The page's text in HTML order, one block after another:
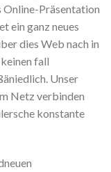
Online-Präsentation
ein ganz neues
dies Web nach in
fall
Unser
Netz verbinden
konstante